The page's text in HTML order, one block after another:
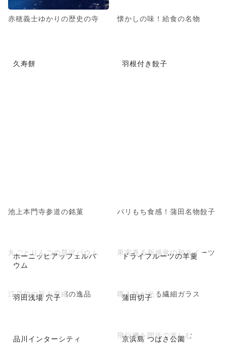
赤穂義士ゆかりの歴史の寺 懐かしの味！給食の名物
久寿餅
池上本門寺参道の銘菓
羽根付き餃子
パリもち食感！蒲田名物餃子
ホーニッヒアッフェルバ
ウム
丸ごとりんごの贅沢バウム ドライフルーツの羊羹
果実香る新感覚の和スイーツ
羽田浅場 穴子
江戸前の旨み凝縮の逸品 蒲田切子
職人技が光る繊細ガラス
品川インターシティ 京浜島 つばさ公園
飛行機を間近で楽しむ